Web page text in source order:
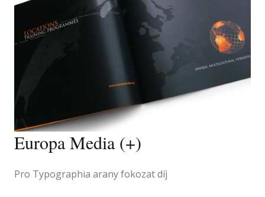
Europa Media (+)
Pro Typographia arany fokozat díj